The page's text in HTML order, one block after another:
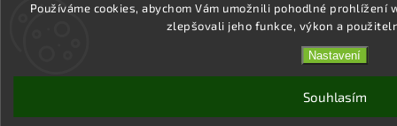
Používáme cookies, abychom Vám umožnili pohodlné
zlepšovali jeho funkce, výkon a
Nastavení
Souhlasím